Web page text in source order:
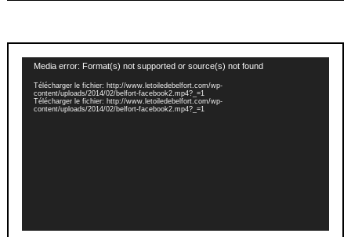
Lecteur
Media error: Format(s) not supported or source(s) not found
Télécharger le fichier: http://www.letoiledebelfort.com/wp-
content/uploads/2014/02/belfort-facebook2.mp4?_=1
Télécharger le fichier: http://www.letoiledebelfort.com/wp-
content/uploads/2014/02/belfort-facebook2.mp4?_=1